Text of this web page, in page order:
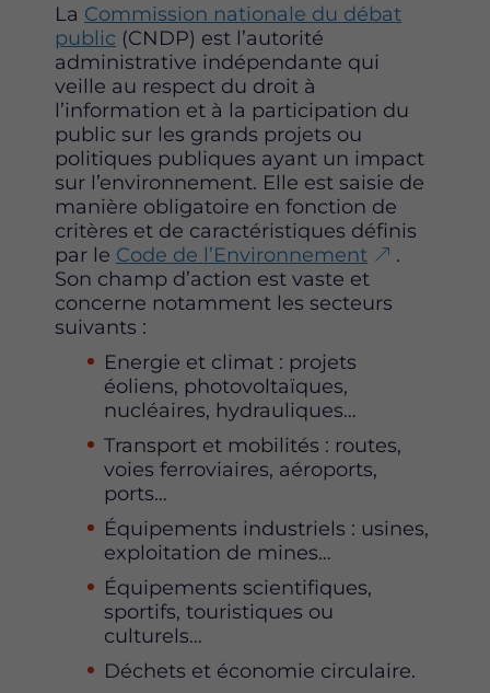
a
e
o
o
k
w
t
e
n
La Commission nationale du débat
public (CNDP) est l’autorité
administrative indépendante qui
veille au respect du droit à
l’information et à la participation du
public sur les grands projets ou
politiques publiques ayant un impact
sur l’environnement. Elle est saisie de
manière obligatoire en fonction de
critères et de caractéristiques définis
par le Code de l’Environnement
.
Son champ d’action est vaste et
concerne notamment les secteurs
suivants :
Energie et climat : projets
éoliens, photovoltaïques,
nucléaires, hydrauliques…
Transport et mobilités : routes,
voies ferroviaires, aéroports,
ports…
Équipements industriels : usines,
exploitation de mines…
Équipements scientifiques,
sportifs, touristiques ou
culturels…
Déchets et économie circulaire.